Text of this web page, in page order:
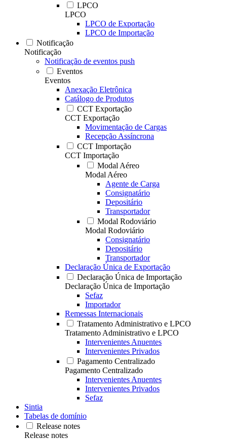
LPCO
LPCO
LPCO de Exportação
LPCO de Importação
Notificação
Notificação
Notificação de eventos push
Eventos
Eventos
Anexação Eletrônica
Catálogo de Produtos
CCT Exportação
CCT Exportação
Movimentação de Cargas
Recepção Assíncrona
CCT Importação
CCT Importação
Modal Aéreo
Modal Aéreo
Agente de Carga
Consignatário
Depositário
Transportador
Modal Rodoviário
Modal Rodoviário
Consignatário
Depositário
Transportador
Declaração Única de Exportação
Declaração Única de Importação
Declaração Única de Importação
Sefaz
Importador
Remessas Internacionais
Tratamento Administrativo e LPCO
Tratamento Administrativo e LPCO
Intervenientes Anuentes
Intervenientes Privados
Pagamento Centralizado
Pagamento Centralizado
Intervenientes Anuentes
Intervenientes Privados
Sefaz
Sintia
Tabelas de domínio
Release notes
Release notes